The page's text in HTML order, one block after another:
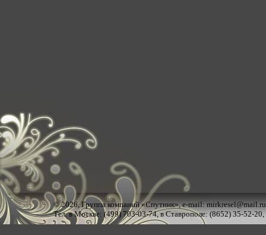
© 2026,Группа компаний «Спутник», e-mail:mirkresel@mail.ru
Тел. в Москве: (499) 703-03-74, в Ставрополе: (8652) 35-52-